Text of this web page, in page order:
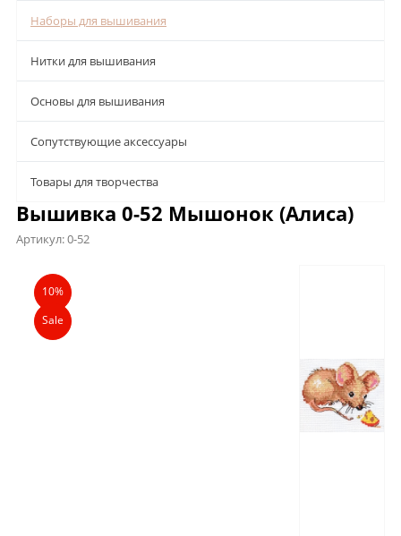
Наборы для вышивания
Нитки для вышивания
Основы для вышивания
Сопутствующие аксессуары
Товары для творчества
Вышивка 0-52 Мышонок (Алиса)
Артикул:0-52
Описание
10%
Sale